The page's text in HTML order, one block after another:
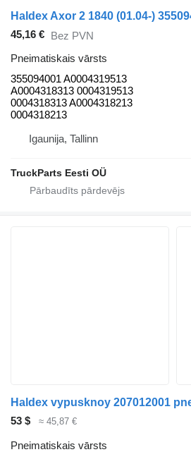
45,16 € Bez PVN
Pneimatiskais vārsts
355094001 A0004319513
A0004318313 0004319513
0004318313 A0004318213
0004318213
Igaunija, Tallinn
TruckParts Eesti OÜ
53 $ ≈ 45,87 €
Pneimatiskais vārsts